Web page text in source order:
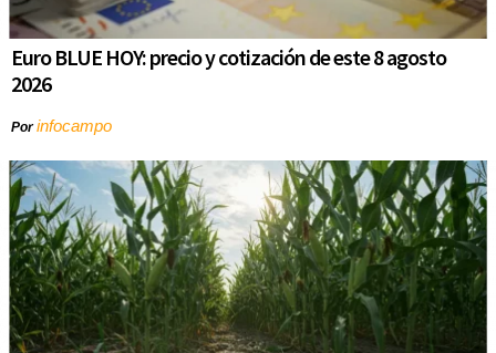
Euro BLUE HOY: precio y cotización de este 8 agosto
2026
Porinfocampo